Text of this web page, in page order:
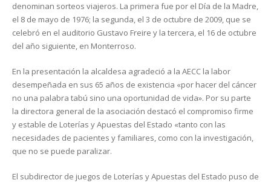
denominan sorteos viajeros. La primera fue por el Día de la Madre,
el 8 de mayo de 1976; la segunda, el 3 de octubre de 2009, que se
celebró en el auditorio Gustavo Freire y la tercera, el 16 de octubre
del año siguiente, en Monterroso.
En la presentación la alcaldesa agradeció a la AECC la labor
desempeñada en sus 65 años de existencia «por hacer del cáncer
no una palabra tabú sino una oportunidad de vida». Por su parte
la directora general de la asociación destacó el compromiso firme
y estable de Loterías y Apuestas del Estado «tanto con las
necesidades de pacientes y familiares, como con la investigación,
que no se puede paralizar.
El subdirector de juegos de Loterías y Apuestas del Estado puso de